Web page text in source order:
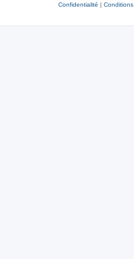
Confidentialité | Conditions